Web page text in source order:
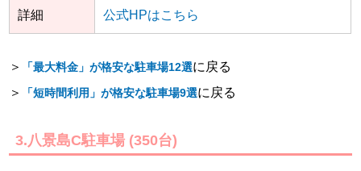
詳細 公式HPはこちら
＞ 「最大料金」が格安な駐車場12選に戻る
＞
「短時間利用」が格安な駐車場9選に戻る
3.八景島C駐車場 (350台)